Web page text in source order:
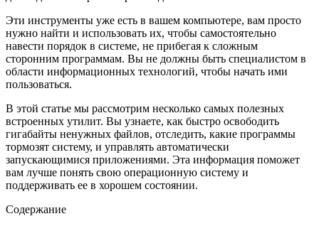
Эти инструменты уже есть в вашем компьютере, вам просто
нужно найти и использовать их, чтобы самостоятельно
навести порядок в системе, не прибегая к сложным
сторонним программам. Вы не должны быть специалистом в
области информационных технологий, чтобы начать ими
пользоваться.
В этой статье мы рассмотрим несколько самых полезных
встроенных утилит. Вы узнаете, как быстро освободить
гигабайты ненужных файлов, отследить, какие программы
тормозят систему, и управлять автоматически
запускающимися приложениями. Эта информация поможет
вам лучше понять свою операционную систему и
поддерживать ее в хорошем состоянии.
Содержание